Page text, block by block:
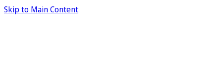
Skip to Main Content